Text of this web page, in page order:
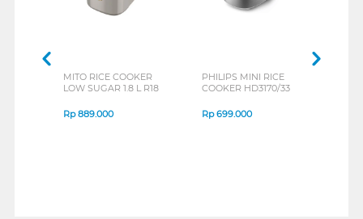
MITO RICE COOKER
LOW SUGAR 1.8 L R18
Rp889.000
PHILIPS MINI RICE
COOKER HD3170/33
Rp699.000